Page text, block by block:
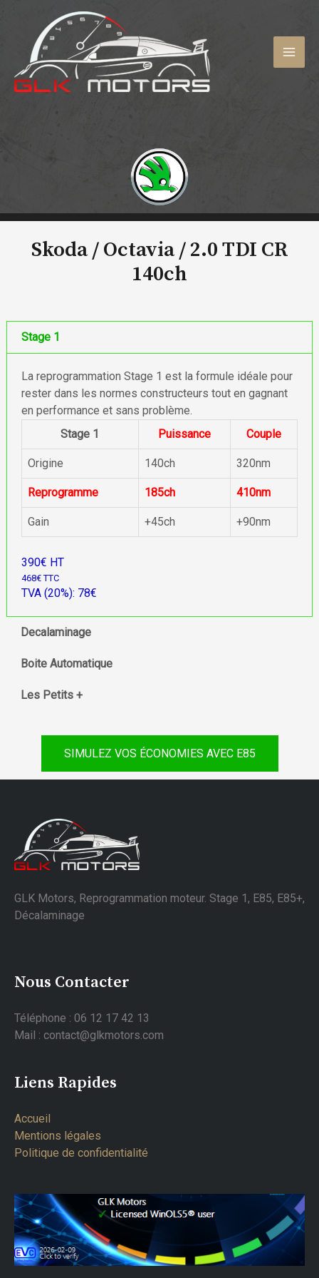
contenu
Skoda / Octavia /2.0 TDI CR
140ch
Stage 1
La reprogrammation Stage 1 est la formule idéale pour
rester dans les normes constructeurs tout en gagnant
en performance et sans problème.
Stage 1
Puissance Couple
Origine 140ch 320nm
Reprogramme 185ch 410nm
Gain +45ch +90nm
390€ HT
468€ TTC
TVA (20%): 78€
Decalaminage
Boite Automatique
Les Petits +
SIMULEZ VOS ÉCONOMIES AVEC E85
GLK Motors, Reprogrammation moteur. Stage 1, E85, E85+,
Décalaminage
Nous Contacter
Téléphone : 06 12 17 42 13
Mail : contact@glkmotors.com
Liens Rapides
Accueil
Mentions légales
Politique de confidentialité